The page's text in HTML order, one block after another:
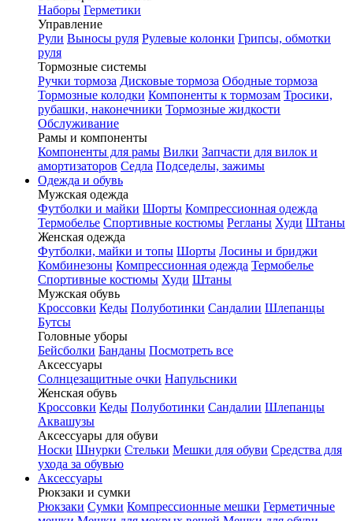
Наборы Герметики
Управление
Рули Выносы руля Рулевые колонки Грипсы, обмотки
руля
Тормозные системы
Ручки тормоза Дисковые тормоза Ободные тормоза
Тормозные колодки Компоненты к тормозам Тросики,
рубашки, наконечники Тормозные жидкости
Обслуживание
Рамы и компоненты
Компоненты для рамы Вилки Запчасти для вилок и
амортизаторов Седла Подседелы, зажимы
Одежда и обувь
Мужская одежда
Футболки и майки Шорты Компрессионная одежда
Термобелье Спортивные костюмы Регланы Худи Штаны
Женская одежда
Футболки, майки и топы Шорты Лосины и бриджи
Комбинезоны Компрессионная одежда Термобелье
Спортивные костюмы Худи Штаны
Мужская обувь
Кроссовки Кеды Полуботинки Сандалии Шлепанцы
Бутсы
Головные уборы
Бейсболки Банданы Посмотреть все
Аксессуары
Солнцезащитные очки Напульсники
Женская обувь
Кроссовки Кеды Полуботинки Сандалии Шлепанцы
Аквашузы
Аксессуары для обуви
Носки Шнурки Стельки Мешки для обуви Средства для
ухода за обувью
Аксессуары
Рюкзаки и сумки
Рюкзаки Сумки Компрессионные мешки Герметичные